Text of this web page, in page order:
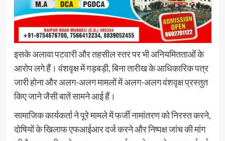
इसके अलावा पटवारी और तहसील स्तर पर भी अनियमितताओं के
आरोप लगे हैं। वंशवृक्ष में गड़बड़ी, बिना तारीख के आधिकारिक पत्र
जारी होना और अलग-अलग मामलों में अलग-अलग वंशवृक्ष प्रस्तुत
किए जाने जैसी बातें सामने आई हैं।
सामाजिक कार्यकर्ता ने पूरे मामले में फर्जी नामांतरण को निरस्त करने,
दोषियों के खिलाफ एफआईआर दर्ज करने और निष्पक्ष जांच की मांग